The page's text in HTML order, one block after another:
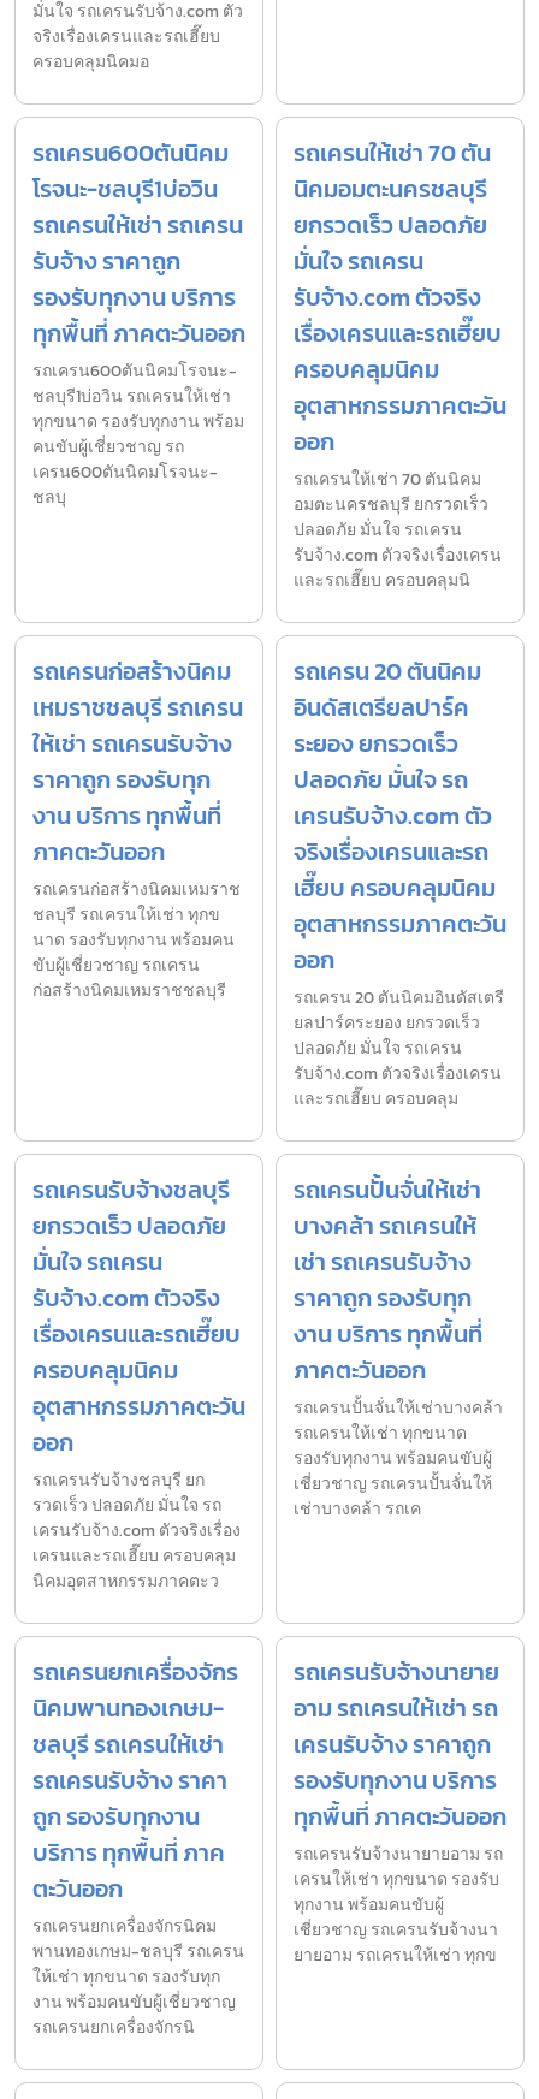
มั่นใจ รถเครนรับจ้าง.com ตัว
จริงเรื่องเครนและรถเฮี๊ยบ
ครอบคลุมนิคมอ
รถเครน600ตันนิคม
โรจนะ-ชลบุรี1บ่อวิน
รถเครนให้เช่า รถเครน
รับจ้าง ราคาถูก
รองรับทุกงาน บริการ
ทุกพื้นที่ ภาคตะวันออก
รถเครน600ตันนิคมโรจนะ-
ชลบุรี1บ่อวิน รถเครนให้เช่า
ทุกขนาด รองรับทุกงาน พร้อม
คนขับผู้เชี่ยวชาญ รถ
เครน600ตันนิคมโรจนะ-
ชลบุ
รถเครนให้เช่า 70 ตัน
นิคมอมตะนครชลบุรี
ยกรวดเร็ว ปลอดภัย
มั่นใจ รถเครน
รับจ้าง.com ตัวจริง
เรื่องเครนและรถเฮี๊ยบ
ครอบคลุมนิคม
อุตสาหกรรมภาคตะวัน
ออก
รถเครนให้เช่า 70 ตันนิคม
อมตะนครชลบุรี ยกรวดเร็ว
ปลอดภัย มั่นใจ รถเครน
รับจ้าง.com ตัวจริงเรื่องเครน
และรถเฮี๊ยบ ครอบคลุมนิ
รถเครนก่อสร้างนิคม
เหมราชชลบุรี รถเครน
ให้เช่า รถเครนรับจ้าง
ราคาถูก รองรับทุก
งาน บริการ ทุกพื้นที่
ภาคตะวันออก
รถเครนก่อสร้างนิคมเหมราช
ชลบุรี รถเครนให้เช่า ทุกข
นาด รองรับทุกงาน พร้อมคน
ขับผู้เชี่ยวชาญ รถเครน
ก่อสร้างนิคมเหมราชชลบุรี
รถเครน 20 ตันนิคม
อินดัสเตรียลปาร์ค
ระยอง ยกรวดเร็ว
ปลอดภัย มั่นใจ รถ
เครนรับจ้าง.com ตัว
จริงเรื่องเครนและรถ
เฮี๊ยบ ครอบคลุมนิคม
อุตสาหกรรมภาคตะวัน
ออก
รถเครน 20 ตันนิคมอินดัสเตรี
ยลปาร์คระยอง ยกรวดเร็ว
ปลอดภัย มั่นใจ รถเครน
รับจ้าง.com ตัวจริงเรื่องเครน
และรถเฮี๊ยบ ครอบคลุม
รถเครนรับจ้างชลบุรี
ยกรวดเร็ว ปลอดภัย
มั่นใจ รถเครน
รับจ้าง.com ตัวจริง
เรื่องเครนและรถเฮี๊ยบ
ครอบคลุมนิคม
อุตสาหกรรมภาคตะวัน
ออก
รถเครนรับจ้างชลบุรี ยก
รวดเร็ว ปลอดภัย มั่นใจ รถ
เครนรับจ้าง.com ตัวจริงเรื่อง
เครนและรถเฮี๊ยบ ครอบคลุม
นิคมอุตสาหกรรมภาคตะว
รถเครนปั้นจั่นให้เช่า
บางคล้า รถเครนให้
เช่า รถเครนรับจ้าง
ราคาถูก รองรับทุก
งาน บริการ ทุกพื้นที่
ภาคตะวันออก
รถเครนปั้นจั่นให้เช่าบางคล้า
รถเครนให้เช่า ทุกขนาด
รองรับทุกงาน พร้อมคนขับผู้
เชี่ยวชาญ รถเครนปั้นจั่นให้
เช่าบางคล้า รถเค
รถเครนยกเครื่องจักร
นิคมพานทองเกษม-
ชลบุรี รถเครนให้เช่า
รถเครนรับจ้าง ราคา
ถูก รองรับทุกงาน
บริการ ทุกพื้นที่ ภาค
ตะวันออก
รถเครนยกเครื่องจักรนิคม
พานทองเกษม-ชลบุรี รถเครน
ให้เช่า ทุกขนาด รองรับทุก
งาน พร้อมคนขับผู้เชี่ยวชาญ
รถเครนยกเครื่องจักรนิ
รถเครนรับจ้างนายาย
อาม รถเครนให้เช่า รถ
เครนรับจ้าง ราคาถูก
รองรับทุกงาน บริการ
ทุกพื้นที่ ภาคตะวันออก
รถเครนรับจ้างนายายอาม รถ
เครนให้เช่า ทุกขนาด รองรับ
ทุกงาน พร้อมคนขับผู้
เชี่ยวชาญ รถเครนรับจ้างนา
ยายอาม รถเครนให้เช่า ทุกข